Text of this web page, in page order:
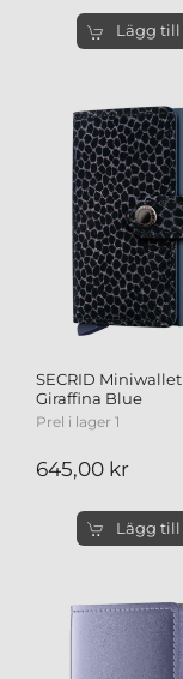
Lägg till
SECRID Miniwallet
Giraffina Blue
Prel i lager 1
645,00 kr
Lägg till